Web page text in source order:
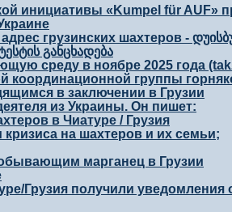
инициативы «Kumpel für AUF»
грузинских шахтеров -
განცხადება
среду в ноябре 2025 года
группы
в заключении в Грузии
из Украины. Он пишет:
в Чиатуре / Грузия
на шахтеров и их семьи;
марганец в Грузии
Грузия получили уведомления